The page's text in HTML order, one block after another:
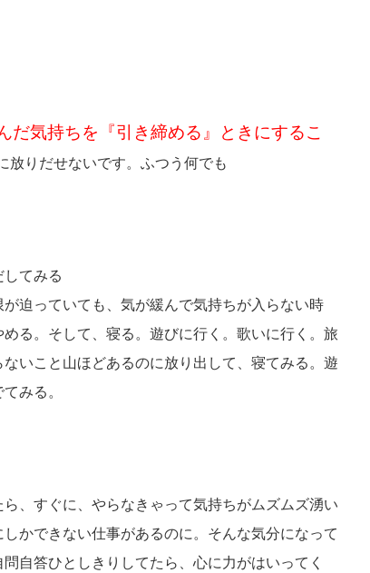
だ気持ちを『引き締める』ときにするこ
放りだせないです。ふつう何でも
てみる
迫っていても、気が緩んで気持ちが入らない時
る。そして、寝る。遊びに行く。歌いに行く。旅
いこと山ほどあるのに放り出して、寝てみる。遊
みる。
、すぐに、やらなきゃって気持ちがムズムズ湧い
かできない仕事があるのに。そんな気分になって
自答ひとしきりしてたら、心に力がはいってく